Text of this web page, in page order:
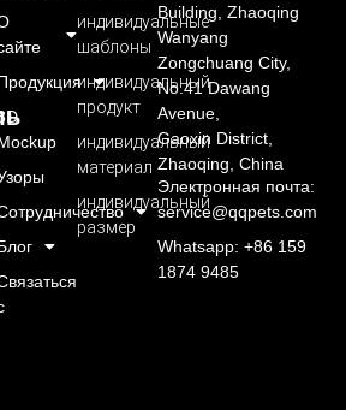
индивидуальные
шаблоны
индивидуальный
продукт
индивидуальный
материал
индивидуальный
размер
Building, Zhaoqing
Wanyang
Zongchuang City,
No.41 Dawang
Avenue,
Gaoxin District,
Zhaoqing, China
Электронная почта:
service@qqpets.com
Whatsapp: +86 159
1874 9485